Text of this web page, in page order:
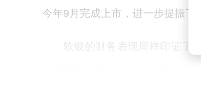
今年9月完成上市，进一步提振了
软银的财务表现同样印证了